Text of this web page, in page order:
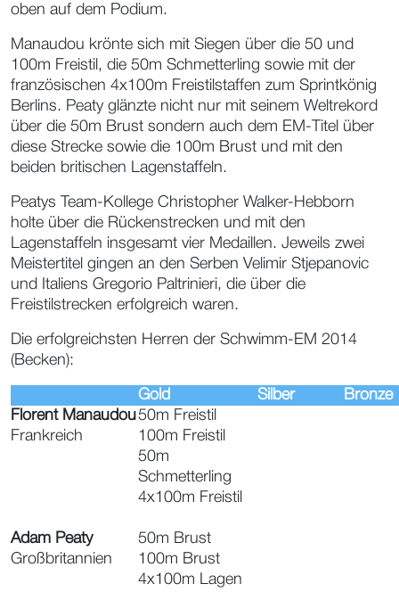
oben auf dem Podium.
Manaudou krönte sich mit Siegen über die 50 und
100m Freistil, die 50m Schmetterling sowie mit der
französischen 4x100m Freistilstaffen zum Sprintkönig
Berlins. Peaty glänzte nicht nur mit seinem Weltrekord
über die 50m Brust sondern auch dem EM-Titel über
diese Strecke sowie die 100m Brust und mit den
beiden britischen Lagenstaffeln.
Peatys Team-Kollege Christopher Walker-Hebborn
holte über die Rückenstrecken und mit den
Lagenstaffeln insgesamt vier Medaillen. Jeweils zwei
Meistertitel gingen an den Serben Velimir Stjepanovic
und Italiens Gregorio Paltrinieri, die über die
Freistilstrecken erfolgreich waren.
Die erfolgreichsten Herren der Schwimm-EM 2014
(Becken):
Gold Silber
Bronze
Florent Manaudou50m Freistil
Frankreich
100m Freistil
50m
Schmetterling
4x100m Freistil
Adam Peaty
50m Brust
Großbritannien
100m Brust
4x100m Lagen